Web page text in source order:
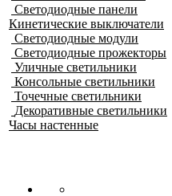
Светодиодные панели
Кинетические выключатели
Светодиодные модули
Светодиодные прожекторы
Уличные светильники
Консольные светильники
Точечные светильники
Декоративные светильники
Часы настенные